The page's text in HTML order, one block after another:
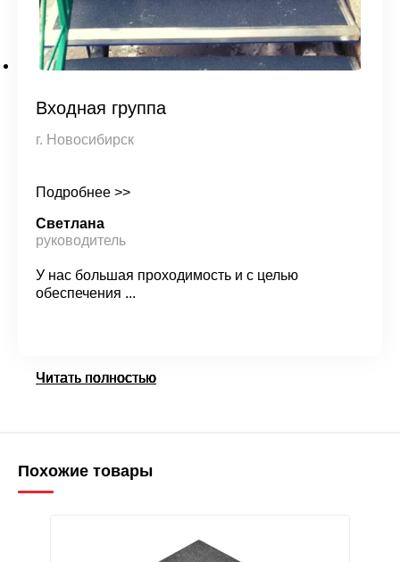
Читать полностью
Читать полностью
Читать полностью
Входная группа
г. Новосибирск
Подробнее >>
Светлана
руководитель
У нас большая проходимость и с целью
обеспечения ...
Читать полностью
Похожие товары